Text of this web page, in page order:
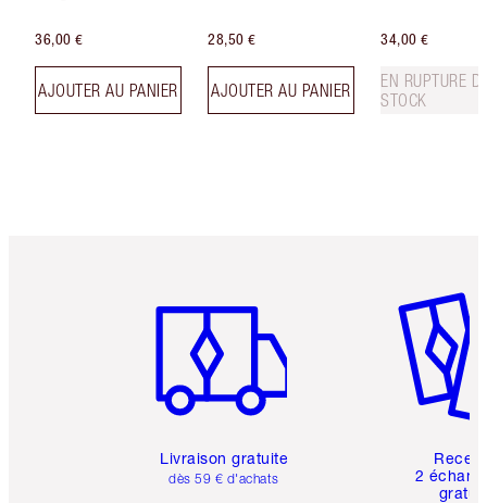
36,00 €
AJOUTER AU PANIER
28,50 €
AJOUTER AU PANIER
34,00 €
EN RUPTURE
STOCK
Livraison gratuite
dès 59 € d'achats
2